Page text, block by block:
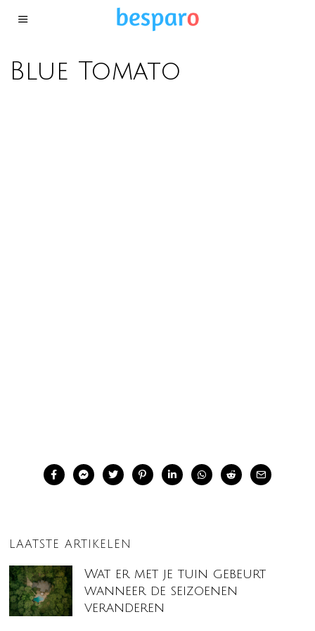
Blue Tomato
LAATSTE ARTIKELEN
Wat er met je tuin gebeurt
wanneer de seizoenen
veranderen